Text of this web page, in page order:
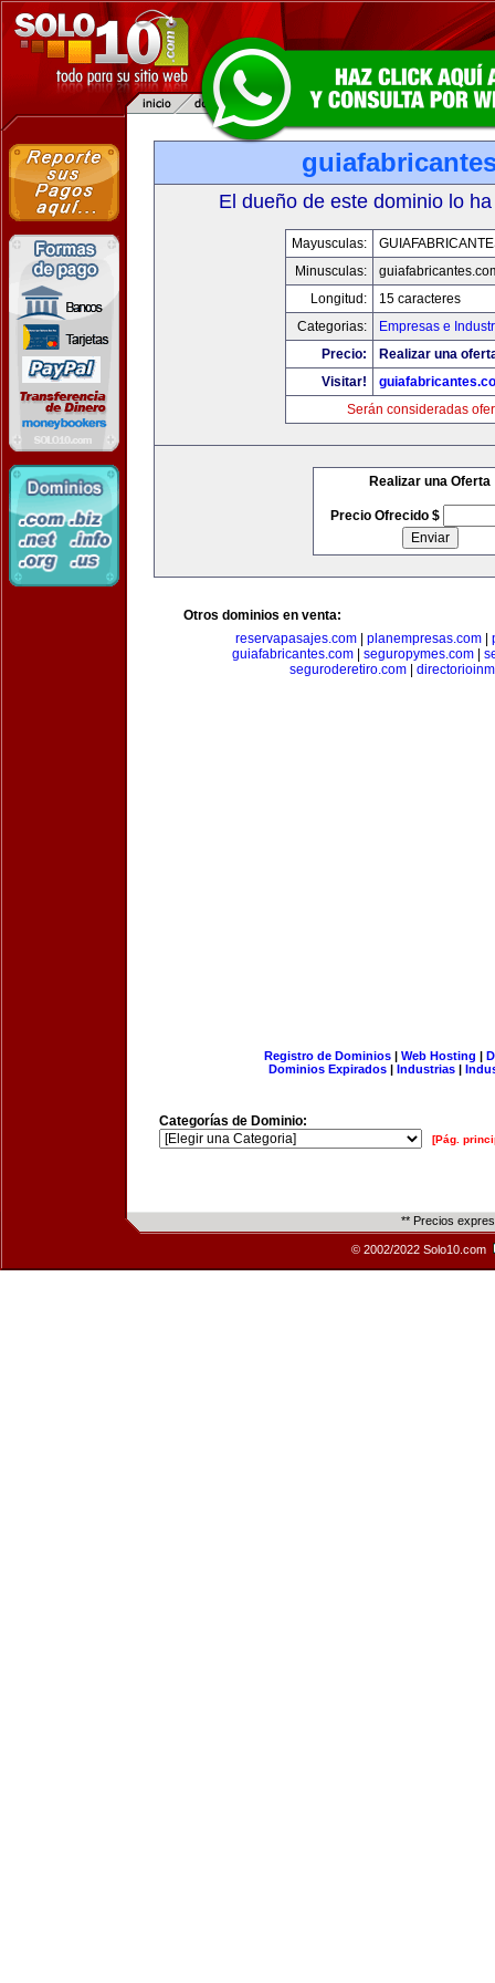
El dueño de este dominio lo
Mayusculas:
Minusculas:
Longitud:
15 caracteres
Categorias:
Empresas e
Precio:
Realizar una
Visitar!
Serán consideradas
Realizar una Oferta
Precio Ofrecido $
Otros dominios en venta:
reservapasajes.com
planempresas.com
guiafabricantes.com| seguropymes.com|
seguroderetiro.com|
Registro de Dominios| Web Hosting |
Dominios Expirados | Industrias |
Categorías de Dominio:
[Pág.
** Precios
© 2002/2022 Solo10.com